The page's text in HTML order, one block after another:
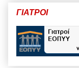
ΓΙΑΤΡΟΙ